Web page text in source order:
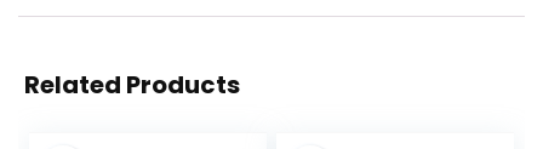
Related Products